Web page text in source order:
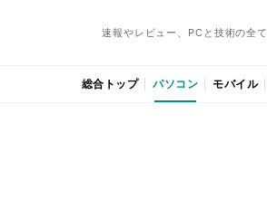
速報やレビュー、PCと技術の全て
総合トップ パソコン モバイル